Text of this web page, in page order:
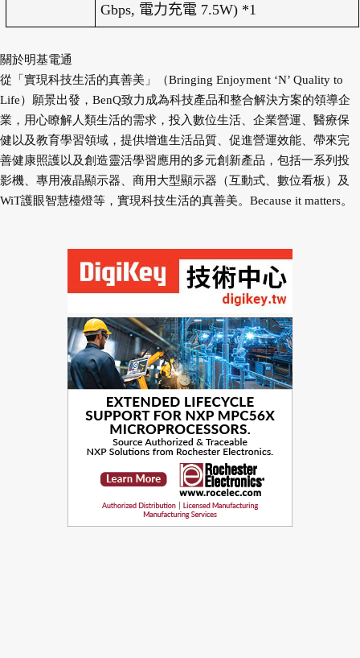
Gbps, 電力充電7.5W) *1
關於明基電通
從「實現科技生活的真善美」（Bringing Enjoyment ‘N’ Quality to
Life）願景出發，BenQ致力成為科技產品和整合解決方案的領導企
業，用心瞭解人類生活的需求，投入數位生活、企業營運、醫療保
健以及教育學習領域，提供增進生活品質、促進營運效能、帶來完
善健康照護以及創造靈活學習應用的多元創新產品，包括一系列投
影機、專用液晶顯示器、商用大型顯示器（互動式、數位看板）及
WiT護眼智慧檯燈等，實現科技生活的真善美。Because it matters。